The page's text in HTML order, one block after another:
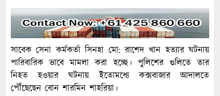
সাবেক সেনা কর্মকর্তা সিনহা মো: রাশেদ খান হত্যার ঘটনায়
পারিবারিক ভাবে মামলা করা হচ্ছে। পুলিশের গুলিতে তার
নিহত হওয়ার ঘটনায় ইতোমধ্যে কক্সবাজার আদালতে
পৌঁছেছেন বোন শারমিন শাহরিয়া।